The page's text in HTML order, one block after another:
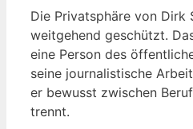
Die Privatsphäre von Dirk
weitgehend geschützt.
eine Person des
seine journalistische
er bewusst zwischen
trennt.